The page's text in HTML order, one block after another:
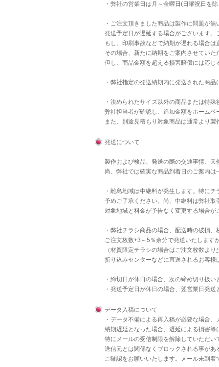
・弊社の営業日は月～金曜日(日曜祝日を
・ご注文頂きました商品は製作に問題が
発送予定日が遅延する場合がございます
もし、印刷事故などで納期が遅れる場合
その場合、新たに納期をご案内させてい
但し、商品金額を超える損害賠償には応
・弊社指定の発送納期内に発送された商
・決められたサイズ以外の商品または特
弊社担当者が確認し、追加金額をホーム
また、別途見積もり対象商品は通常より
発送について
製作および検品、発送の際の交通事情、
尚、弊社では確実な商品到着日のご案内
・離島地域は中継料が発生します。特に
予めご了承ください。尚、中継料は弊社
対象地域と料金が予告なく変更する場合が
・弊社チラシ商品の場合、配送時の破損
ご注文枚数+3～5％余分で発送いたします
（材質限定チラシの場合はご注文枚数よ
折り込みセンターなどに直送されるお客
・締切日が休日の場合、次の締め切り扱
・発送予定日が休日の場合、翌営業日発
データ入稿について
・データ不備による再入稿が必要な場合
納期遅延となった場合、遅延による損害
特にメールの受信制限を解除していただ
送信元とは関係なくブロックされる事が
ご確認をお願いいたします。メール未到